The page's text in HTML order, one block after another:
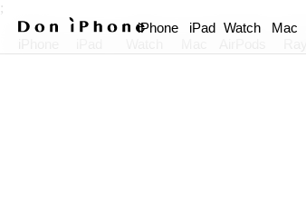
;
Mac
Watch
iPad
iPhone